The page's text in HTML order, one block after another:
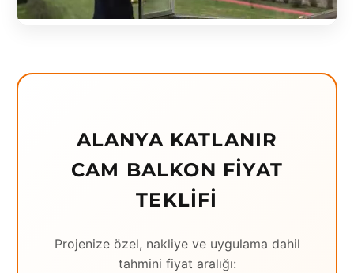
ALANYA KATLANIR
CAM BALKON FIYAT
TEKLIFI
Projenize özel, nakliye ve uygulama dahil
tahmini fiyat aralığı:
Eching
Elazığ
Erzrum
Eskişehir
Giresun